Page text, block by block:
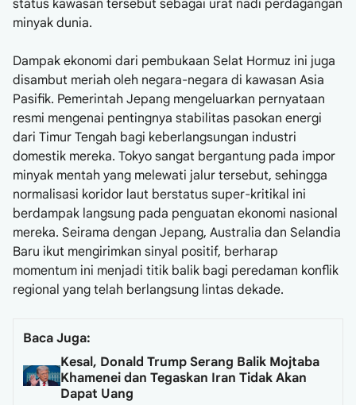
status kawasan tersebut sebagai urat nadi perdagangan
minyak dunia.
Dampak ekonomi dari pembukaan Selat Hormuz ini juga
disambut meriah oleh negara-negara di kawasan Asia
Pasifik. Pemerintah Jepang mengeluarkan pernyataan
resmi mengenai pentingnya stabilitas pasokan energi
dari Timur Tengah bagi keberlangsungan industri
domestik mereka. Tokyo sangat bergantung pada impor
minyak mentah yang melewati jalur tersebut, sehingga
normalisasi koridor laut berstatus super-kritikal ini
berdampak langsung pada penguatan ekonomi nasional
mereka. Seirama dengan Jepang, Australia dan Selandia
Baru ikut mengirimkan sinyal positif, berharap
momentum ini menjadi titik balik bagi peredaman konflik
regional yang telah berlangsung lintas dekade.
Baca Juga:
Kesal, Donald Trump Serang Balik Mojtaba
Khamenei dan Tegaskan Iran Tidak Akan
Dapat Uang